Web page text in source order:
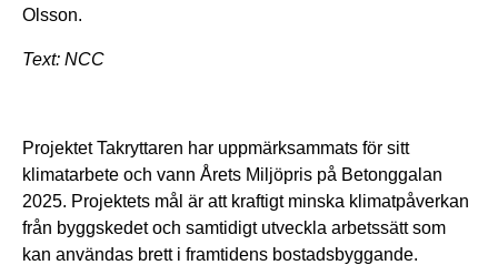
Olsson.
Text: NCC
Projektet Takryttaren har uppmärksammats för sitt
klimatarbete och vann Årets Miljöpris på Betonggalan
2025. Projektets mål är att kraftigt minska klimatpåverkan
från byggskedet och samtidigt utveckla arbetssätt som
kan användas brett i framtidens bostadsbyggande.